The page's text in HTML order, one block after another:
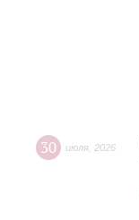
30 июля 2026